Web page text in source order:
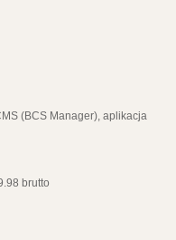
(BCS Manager), aplikacja
brutto